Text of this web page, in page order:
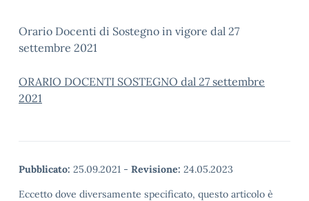
Orario Docenti di Sostegno in vigore dal 27
settembre 2021
ORARIO DOCENTI SOSTEGNO dal 27 settembre
2021
Pubblicato: 25.09.2021 - Revisione: 24.05.2023
Eccetto dove diversamente specificato, questo articolo è